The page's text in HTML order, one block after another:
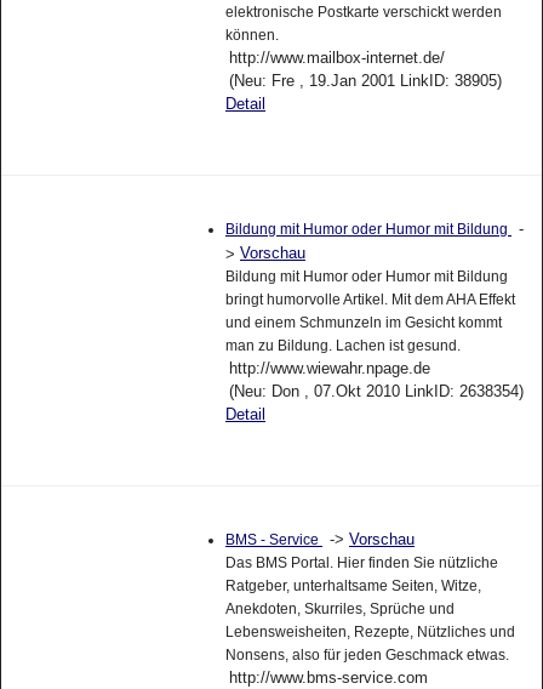
elektronische Postkarte verschickt werden
können.
http://www.mailbox-internet.de/
(Neu: Fre , 19.Jan 2001 LinkID: 38905)
Detail
Bildung mit Humor oder Humor mit Bildung -
> Vorschau
Bildung mit Humor oder Humor mit Bildung
bringt humorvolle Artikel. Mit dem AHA Effekt
und einem Schmunzeln im Gesicht kommt
man zu Bildung. Lachen ist gesund.
http://www.wiewahr.npage.de
(Neu: Don , 07.Okt 2010 LinkID: 2638354)
Detail
BMS - Service -> Vorschau
Das BMS Portal. Hier finden Sie nützliche
Ratgeber, unterhaltsame Seiten, Witze,
Anekdoten, Skurriles, Sprüche und
Lebensweisheiten, Rezepte, Nützliches und
Nonsens, also für jeden Geschmack etwas.
http://www.bms-service.com